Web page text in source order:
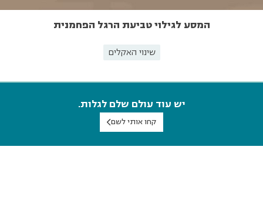
המסע לגילוי טביעת הרגל הפחמנית
שינוי האקלים
יש עוד עולם שלם לגלות.
קחו אותי לשם